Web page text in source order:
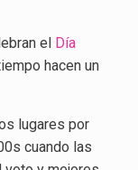
el Día
hacen un
lugares por
cuando las